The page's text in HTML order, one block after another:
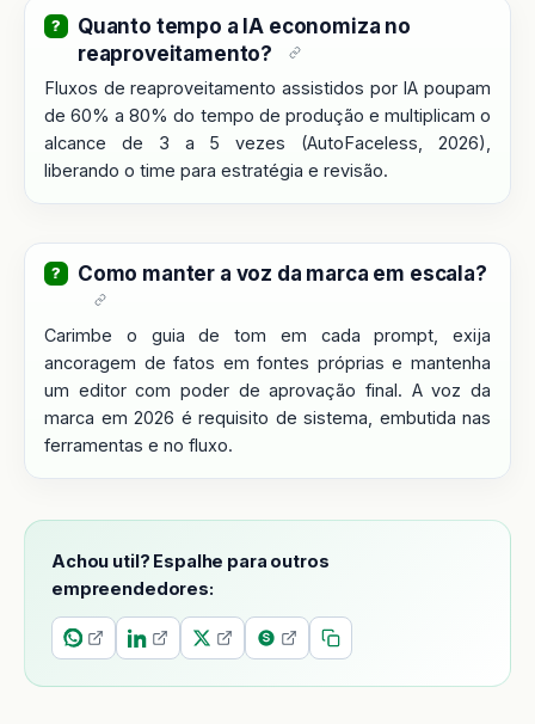
Quanto tempo a IA economiza no
reaproveitamento?
Fluxos de reaproveitamento assistidos por IA poupam
de 60% a 80% do tempo de produção e multiplicam o
alcance de 3 a 5 vezes (AutoFaceless, 2026),
liberando o time para estratégia e revisão.
Como manter a voz da marca em escala?
Carimbe o guia de tom em cada prompt, exija
ancoragem de fatos em fontes próprias e mantenha
um editor com poder de aprovação final. A voz da
marca em 2026 é requisito de sistema, embutida nas
ferramentas e no fluxo.
Achou util? Espalhe para outros
empreendedores: